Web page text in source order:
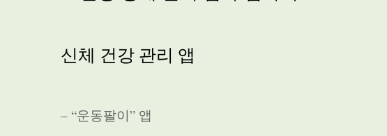
신체 건강 관리 앱
– “운동팔이” 앱